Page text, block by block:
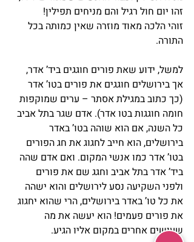
זהו יום חול רגיל והם מניחים תפילין!
זוהי הלכה מאוד מוזרה שאין כמותה בכל
התורה.
למשל, ידוע שאת פורים חוגגים ביד’ אדר,
אך בירושלים חוגגים את פורים בטו’ אדר
(כך כתוב במגילת אסתר – ערים שמוקפות
חומה חוגגות בטו אדר). אדם שגר בתל אביב
כל השנה, אם הוא שוהה בטו’ באדר
בירושלים, הוא חייב לחגוג את חג הפורים
בטו’ אדר כמו אנשי המקום. ואם אדם שהה
ביד’ אדר בתל אביב וחגג שם את פורים
ולפני השקיעה נסע לירושלים והוא ישהה
את כל טו’ באדר בירושלים, הרי שהוא יחגוג
את פורים פעמים! הוא יעשה את מה
שעושים אחרים במקום אליו הגיע.